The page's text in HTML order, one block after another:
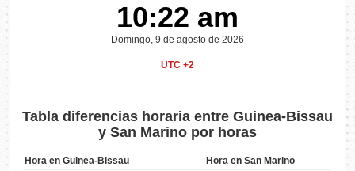
10:22 am
Domingo, 9 de agosto de 2026
UTC +2
Tabla diferencias horaria entre Guinea-Bissau
y San Marino por horas
Hora en Guinea-Bissau Hora en San Marino